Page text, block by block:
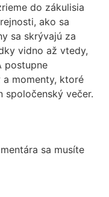
do zákulisia
ako sa
sa skrývajú za
vidno až vtedy,
postupne
momenty, ktoré
spoločenský večer.
sa musíte